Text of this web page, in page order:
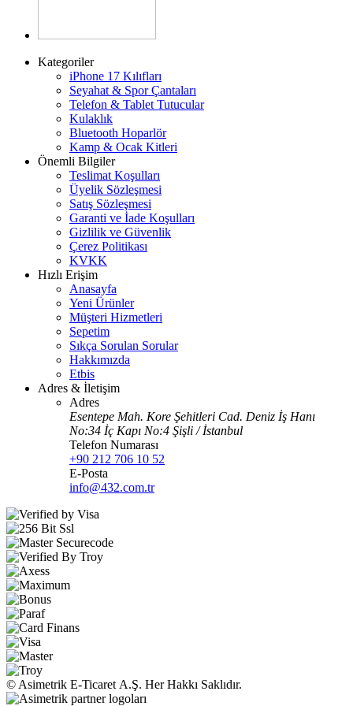
Kategoriler
iPhone 17 Kılıfları
Seyahat & Spor Çantaları
Telefon & Tablet Tutucular
Kulaklık
Bluetooth Hoparlör
Kamp & Ocak Kitleri
Önemli Bilgiler
Teslimat Koşulları
Üyelik Sözleşmesi
Satış Sözleşmesi
Garanti ve İade Koşulları
Gizlilik ve Güvenlik
Çerez Politikası
KVKK
Hızlı Erişim
Anasayfa
Yeni Ürünler
Müşteri Hizmetleri
Sepetim
Sıkça Sorulan Sorular
Hakkımızda
Etbis
Adres & İletişim
Adres
Esentepe Mah. Kore Şehitleri Cad. Deniz İş Hanı
No:34 İç Kapı No:4 Şişli / İstanbul
Telefon Numarası
+90 212 706 10 52
E-Posta
info@432.com.tr
© Asimetrik E‑Ticaret A.Ş. Her Hakkı Saklıdır.